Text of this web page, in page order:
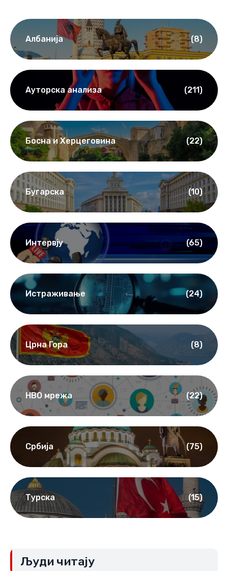
Албанија (8)
Ауторска анализа (211)
Босна и Херцеговина (22)
Бугарска (10)
Интервју (65)
Истраживање (24)
Црна Гора (8)
НВО мрежа (22)
Србија (75)
Турска (15)
Људи читају